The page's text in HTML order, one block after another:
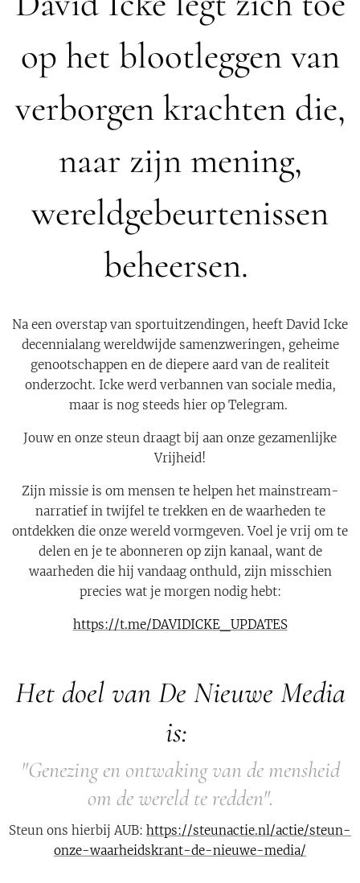
op het blootleggen van
verborgen krachten die,
naar zijn mening,
wereldgebeurtenissen
beheersen.
Na een overstap van sportuitzendingen, heeft David Icke
decennialang wereldwijde samenzweringen, geheime
genootschappen en de diepere aard van de realiteit
onderzocht. Icke werd verbannen van sociale media,
maar is nog steeds hier op Telegram.
Jouw en onze steun draagt bij aan onze gezamenlijke
Vrijheid!
Zijn missie is om mensen te helpen het mainstream-
narratief in twijfel te trekken en de waarheden te
ontdekken die onze wereld vormgeven. Voel je vrij om te
delen en je te abonneren op zijn kanaal, want de
waarheden die hij vandaag onthuld, zijn misschien
precies wat je morgen nodig hebt:
https://t.me/DAVIDICKE_UPDATES
Het doel van De Nieuwe Media
is:
"Genezing en ontwaking van de mensheid
om de wereld te redden".
Steun ons hierbij AUB: https://steunactie.nl/actie/steun-
onze-waarheidskrant-de-nieuwe-media/